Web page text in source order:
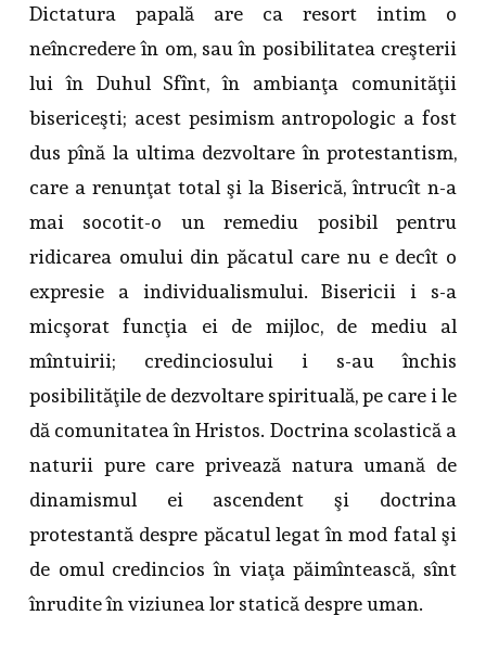
Dictatura papală are ca resort intim o
neîncredere în om, sau în posibilitatea creşterii
lui în Duhul Sfînt, în ambianţa comunităţii
bisericeşti; acest pesimism antropologic a fost
dus pînă la ultima dezvoltare în protestantism,
care a renunţat total şi la Biserică, întrucît n-a
mai socotit-o un remediu posibil pentru
ridicarea omului din păcatul care nu e decît o
expresie a individualismului. Bisericii i s-a
micşorat funcţia ei de mijloc, de mediu al
mîntuirii; credinciosului i s-au închis
posibilităţile de dezvoltare spirituală, pe care i le
dă comunitatea în Hristos. Doctrina scolastică a
naturii pure care privează natura umană de
dinamismul ei ascendent şi doctrina
protestantă despre păcatul legat în mod fatal şi
de omul credincios în viaţa păimîntească, sînt
înrudite în viziunea lor statică despre uman.